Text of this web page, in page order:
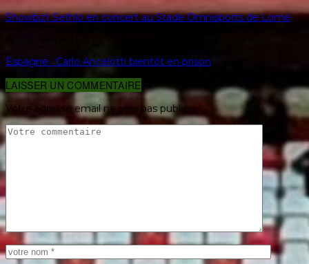
Showbiz| Sethlo en concert au Stade Omnisports de Lomé
Espagne : Carlo Ancelotti bientôt en prison
LAISSER UN COMMENTAIRE
Votre adresse email ne sera pas publiée.